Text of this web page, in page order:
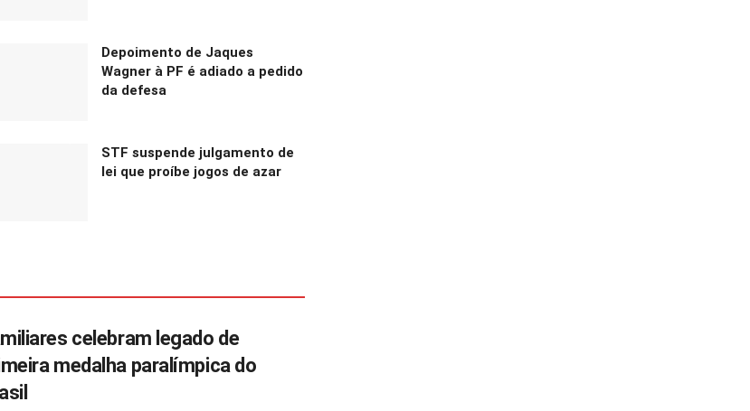
Depoimento de Jaques
Wagner à PF é adiado a pedido
da defesa
STF suspende julgamento de
lei que proíbe jogos de azar
celebram legado de
medalha paralímpica do